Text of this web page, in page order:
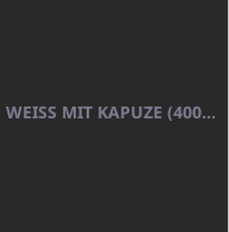
KINDERBADEMANTEL BEYAZ, FROTE WEISS MIT KAPUZE (400GR)